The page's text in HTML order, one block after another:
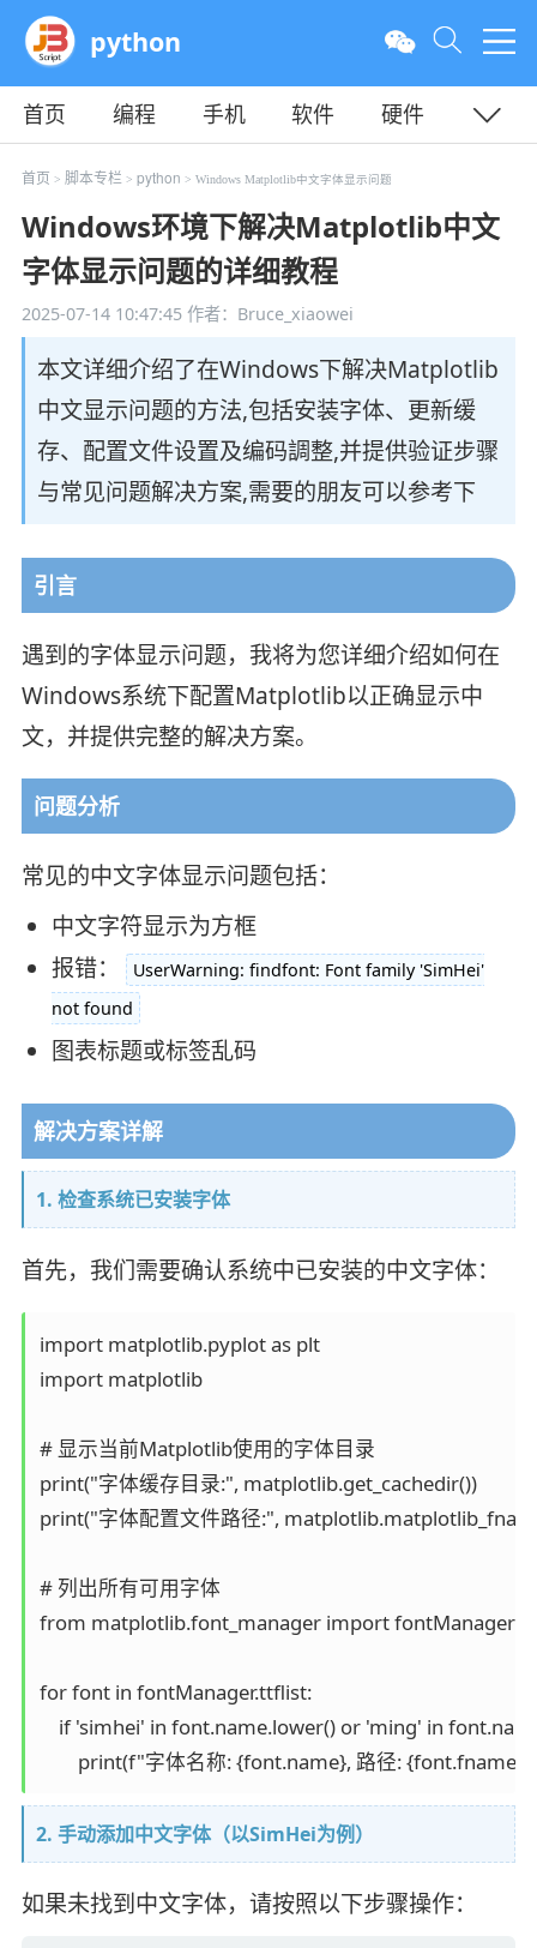
python
首页 编程 手机 软件
硬件
教程
平面 服务器
首页 > 脚本专栏> python > Windows Matplotlib中文字体显示问题
Windows环境下解决Matplotlib中文
字体显示问题的详细教程
2025-07-14 10:47:45作者：Bruce_xiaowei
本文详细介绍了在Windows下解决Matplotlib
中文显示问题的方法,包括安装字体、更新缓
存、配置文件设置及编码調整,并提供验证步骤
与常见问题解决方案,需要的朋友可以参考下
引言
遇到的字体显示问题，我将为您详细介绍如何在
Windows系统下配置Matplotlib以正确显示中
文，并提供完整的解决方案。
问题分析
常见的中文字体显示问题包括：
中文字符显示为方框
报错：
UserWarning: findfont: Font family 'SimHei'
not found
图表标题或标签乱码
解决方案详解
1. 检查系统已安装字体
首先，我们需要确认系统中已安装的中文字体：
import matplotlib.pyplot as plt
import matplotlib
# 显示当前Matplotlib使用的字体目录
print("字体缓存目录:", matplotlib.get_cachedir())
print("字体配置文件路径:",
# 列出所有可用字体
from matplotlib.font_manager import fontManager
for font in fontManager.ttflist:
if 'simhei' in font.name.lower() or 'ming' in
2. 手动添加中文字体（以SimHei为例）
如果未找到中文字体，请按照以下步骤操作：